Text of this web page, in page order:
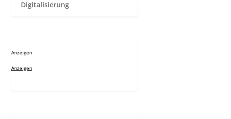
Digitalisierung
Anzeigen
Anzeigen